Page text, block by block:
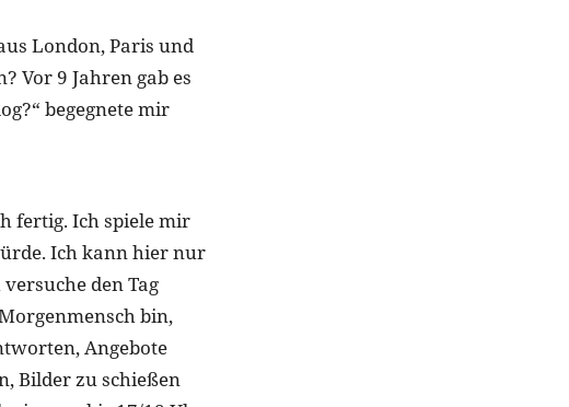
London, Paris und
Vor 9 Jahren gab es
begegnete mir
fertig. Ich spiele mir
Ich kann hier nur
den Tag
bin,
Angebote
Bilder zu schießen